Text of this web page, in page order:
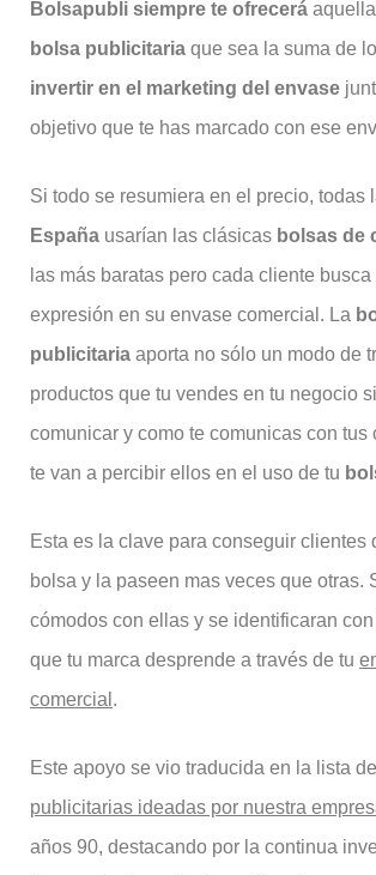
Bolsapubli siempre te ofrecerá
bolsa publicitaria que sea la suma de
invertir en el marketing del envase
objetivo que te has marcado con ese
Si todo se resumiera en el precio, todas
España usarían las clásicas bolsas de
las más baratas pero cada cliente
expresión en su envase comercial. La
publicitaria aporta no sólo un modo de
productos que tu vendes en tu negocio
comunicar y como te comunicas con tus
te van a percibir ellos en el uso de tu
Esta es la clave para conseguir clientes
bolsa y la paseen mas veces que otras.
cómodos con ellas y se identificaran
que tu marca desprende a través de tu
comercial .
Este apoyo se vio traducida en la lista
publicitarias ideadas por nuestra
años 90, destacando por la continua